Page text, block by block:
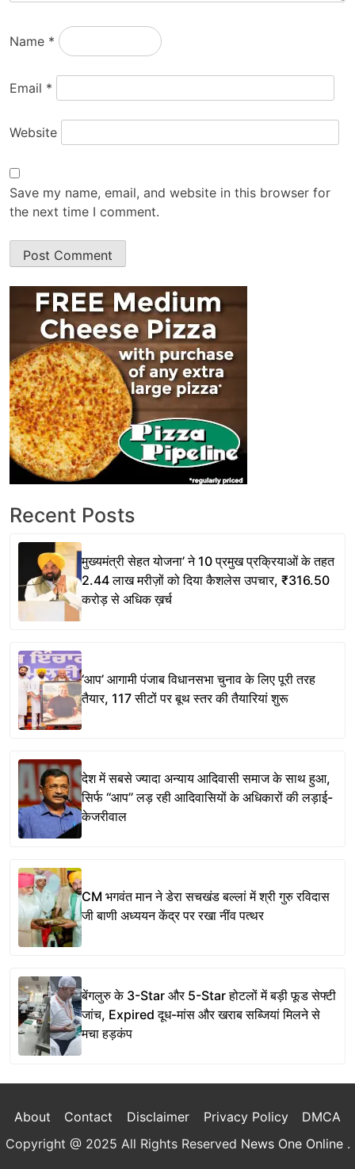
Name *
Email *
Website
Save my name, email, and website in this browser for
the next time I comment.
Recent Posts
मुख्यमंत्री सेहत योजना’ ने 10 प्रमुख प्रक्रियाओं के तहत
2.44 लाख मरीज़ों को दिया कैशलेस उपचार, ₹316.50
करोड़ से अधिक ख़र्च
‘आप’ आगामी पंजाब विधानसभा चुनाव के लिए पूरी तरह
तैयार, 117 सीटों पर बूथ स्तर की तैयारियां शुरू
देश में सबसे ज्यादा अन्याय आदिवासी समाज के साथ हुआ,
सिर्फ ‘‘आप’’ लड़ रही आदिवासियों के अधिकारों की लड़ाई-
केजरीवाल
CM भगवंत मान ने डेरा सचखंड बल्लां में श्री गुरु रविदास
जी बाणी अध्ययन केंद्र पर रखा नींव पत्थर
बेंगलुरु के 3-Star और 5-Star होटलों में बड़ी फूड सेफ्टी
जांच, Expired दूध-मांस और खराब सब्जियां मिलने से
मचा हड़कंप
About Contact Disclaimer Privacy Policy
DMCA
Copyright @ 2025 All Rights Reserved News One Online .